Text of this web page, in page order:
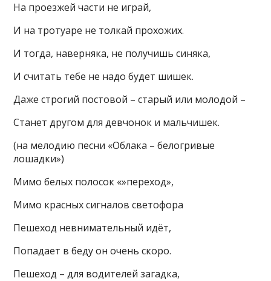
На проезжей части не играй,
И на тротуаре не толкай прохожих.
И тогда, наверняка, не получишь синяка,
И считать тебе не надо будет шишек.
Даже строгий постовой – старый или молодой –
Станет другом для девчонок и мальчишек.
(на мелодию песни «Облака – белогривые
лошадки»)
Мимо белых полосок «»переход»,
Мимо красных сигналов светофора
Пешеход невнимательный идёт,
Попадает в беду он очень скоро.
Пешеход – для водителей загадка,